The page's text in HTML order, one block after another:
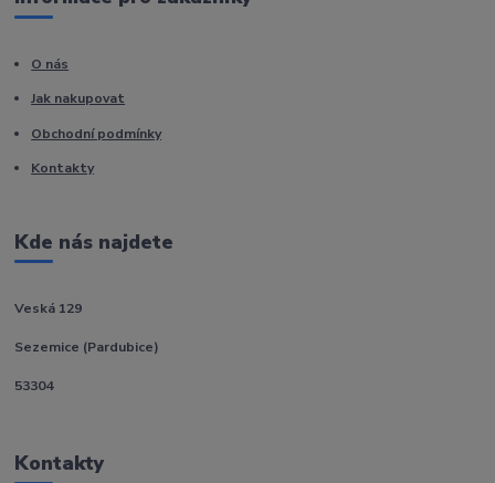
O nás
Jak nakupovat
Obchodní podmínky
Kontakty
Kde nás najdete
Veská 129
Sezemice (Pardubice)
53304
Kontakty